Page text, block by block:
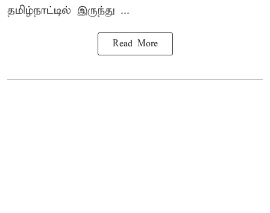
தமிழ்நாட்டில் இருந்து ...
Read More